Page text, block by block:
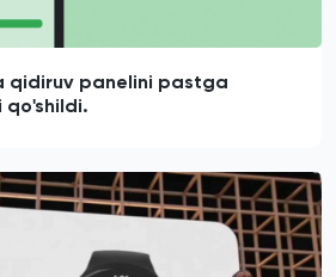
qidiruv panelini pastga
qo'shildi.